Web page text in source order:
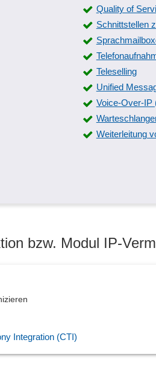
Quality of
Schnittstellen
Teleselling
Unified
Voice-Over-IP
Weiterleitung
bzw. Modul IP-
Integration (CTI)